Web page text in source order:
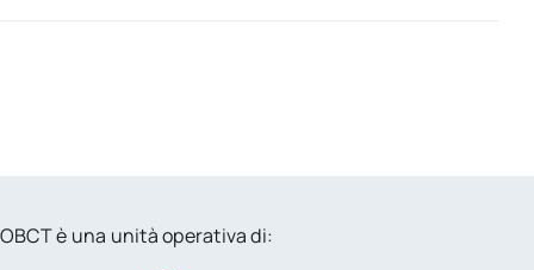
OBCT è una unità operativa di: